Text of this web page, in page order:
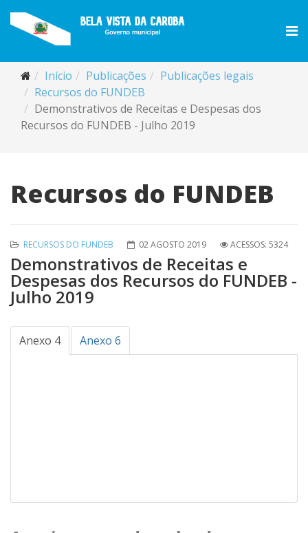
Início Publicações
Publicações legais
Recursos do FUNDEB
Demonstrativos de Receitas e Despesas dos
Recursos do FUNDEB - Julho 2019
Recursos do FUNDEB
RECURSOS DO FUNDEB 02 AGOSTO 2019 ACESSOS: 5324
Demonstrativos de Receitas e
Despesas dos Recursos do FUNDEB -
Julho 2019
Anexo 4 Anexo 6